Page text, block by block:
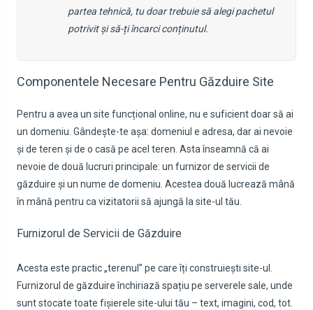
partea tehnică, tu doar trebuie să alegi pachetul
potrivit și să-ți încarci conținutul.
Componentele Necesare Pentru Găzduire Site
Pentru a avea un site funcțional online, nu e suficient doar să ai
un domeniu. Gândește-te așa: domeniul e adresa, dar ai nevoie
și de teren și de o casă pe acel teren. Asta înseamnă că ai
nevoie de două lucruri principale: un furnizor de servicii de
găzduire și un nume de domeniu. Acestea două lucrează mână
în mână pentru ca vizitatorii să ajungă la site-ul tău.
Furnizorul de Servicii de Găzduire
Acesta este practic „terenul” pe care îți construiești site-ul.
Furnizorul de găzduire închiriază spațiu pe serverele sale, unde
sunt stocate toate fișierele site-ului tău – text, imagini, cod, tot.